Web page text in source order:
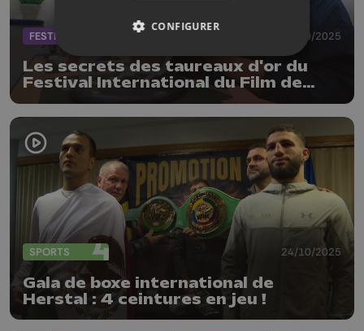
FESTIVAL 29/10/2025
Les secrets des taureaux d'or du
Festival International du Film de
Comédie de Liège
SPORTS 24/10/2025
Gala de boxe international de
Herstal : 4 ceintures en jeu !
CONFIGURER